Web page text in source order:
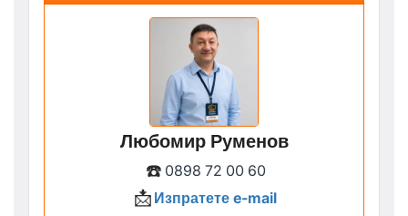
Любомир Руменов
☎️ 0898 72 00 60
📩 Изпратете e-mail